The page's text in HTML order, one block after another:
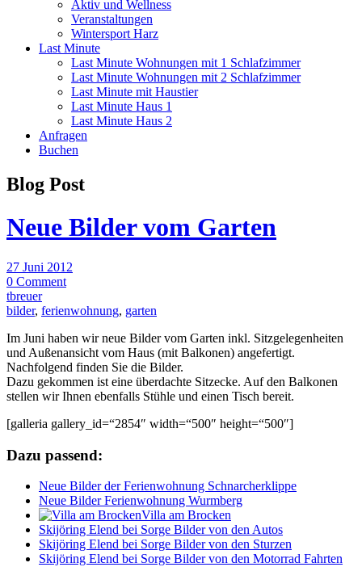
Aktiv und Wellness
Veranstaltungen
Wintersport Harz
Last Minute
Last Minute Wohnungen mit 1 Schlafzimmer
Last Minute Wohnungen mit 2 Schlafzimmer
Last Minute mit Haustier
Last Minute Haus 1
Last Minute Haus 2
Anfragen
Buchen
Blog Post
Neue Bilder vom Garten
27 Juni 2012
0 Comment
tbreuer
bilder, ferienwohnung, garten
Im Juni haben wir neue Bilder vom Garten inkl. Sitzgelegenheiten
und Außenansicht vom Haus (mit Balkonen) angefertigt.
Nachfolgend finden Sie die Bilder.
Dazu gekommen ist eine überdachte Sitzecke. Auf den Balkonen
stellen wir Ihnen ebenfalls Stühle und einen Tisch bereit.
[galleria gallery_id=“2854″ width=“500″ height=“500″]
Dazu passend:
Neue Bilder der Ferienwohnung Schnarcherklippe
Neue Bilder Ferienwohnung Wurmberg
Villa am Brocken
Skijöring Elend bei Sorge Bilder von den Autos
Skijöring Elend bei Sorge Bilder von den Sturzen
Skijöring Elend bei Sorge Bilder von den Motorrad Fahrten